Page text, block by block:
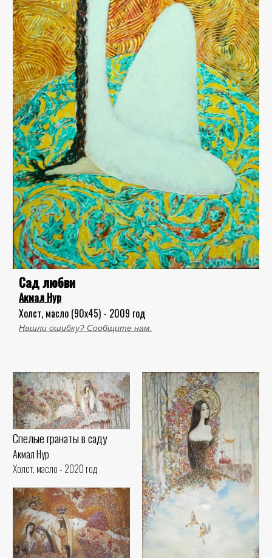
Сад любви
Акмал Нур
Холст, масло (90x45) - 2009 год
Нашли ошибку? Сообщите нам.
Спелые гранаты в саду
Акмал Нур
Холст, масло - 2020 год